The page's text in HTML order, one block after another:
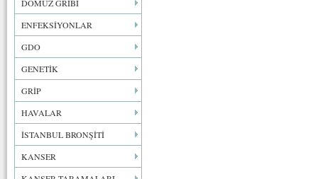
DOMUZ GRİBİ
ENFEKSİYONLAR
GDO
GENETİK
GRİP
HAVALAR
İSTANBUL BRONŞİTİ
KANSER